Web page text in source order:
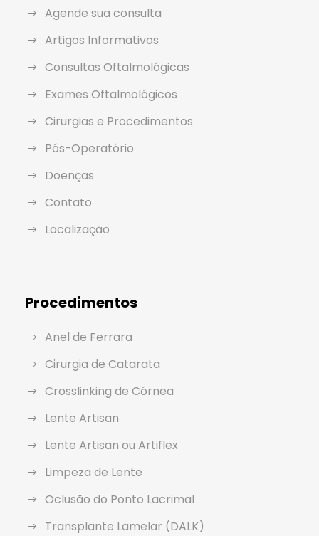
Agende sua consulta
Artigos Informativos
Consultas Oftalmológicas
Exames Oftalmológicos
Cirurgias e Procedimentos
Pós-Operatório
Doenças
Contato
Localização
Procedimentos
Anel de Ferrara
Cirurgia de Catarata
Crosslinking de Córnea
Lente Artisan
Lente Artisan ou Artiflex
Limpeza de Lente
Oclusão do Ponto Lacrimal
Transplante Lamelar (DALK)